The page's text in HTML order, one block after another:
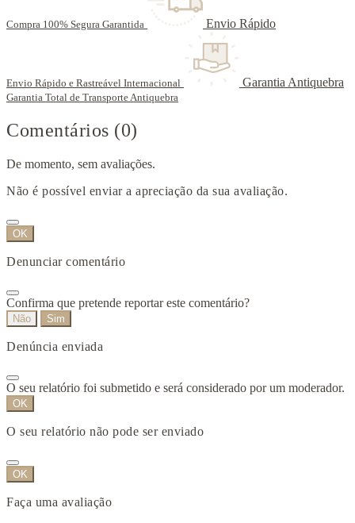
Compra 100% Segura Garantida Envio Rápido
Envio Rápido e Rastreável Internacional Garantia Antiquebra
Garantia Total de Transporte Antiquebra
Comentários (0)
De momento, sem avaliações.
Não é possível enviar a apreciação da sua avaliação.
OK
Denunciar comentário
Confirma que pretende reportar este comentário?
Não Sim
Denúncia enviada
O seu relatório foi submetido e será considerado por um moderador.
OK
O seu relatório não pode ser enviado
OK
Faça uma avaliação